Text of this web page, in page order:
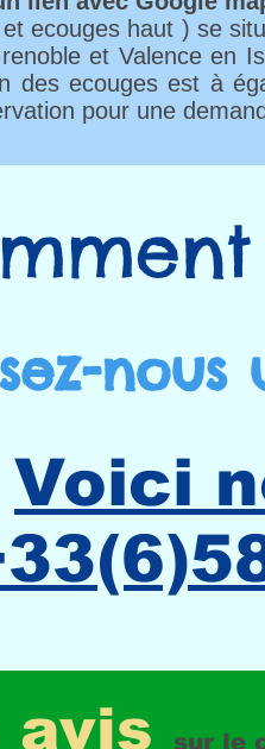
ecouges haut ) se
et Valence en
des ecouges est à
pour une
Voici
avis sur le